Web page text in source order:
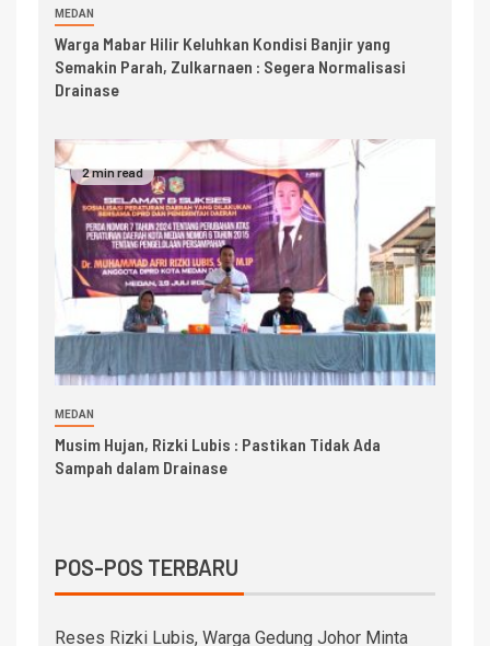
MEDAN
Warga Mabar Hilir Keluhkan Kondisi Banjir yang
Semakin Parah, Zulkarnaen : Segera Normalisasi
Drainase
2 min read
MEDAN
Musim Hujan, Rizki Lubis : Pastikan Tidak Ada
Sampah dalam Drainase
POS-POS TERBARU
Reses Rizki Lubis, Warga Gedung Johor Minta